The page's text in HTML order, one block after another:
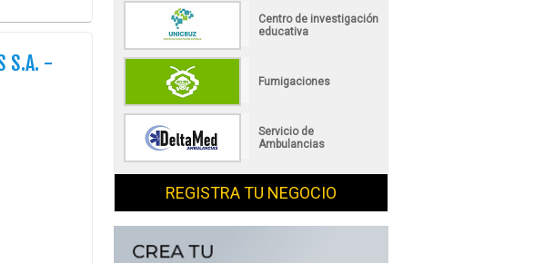
S.A. -
Centro de investigación
educativa
Fumigaciones
Servicio de
Ambulancias
REGISTRA TU NEGOCIO